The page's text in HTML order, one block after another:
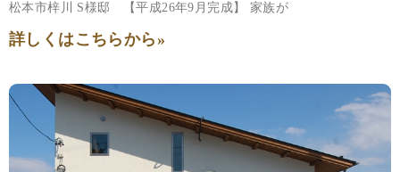
松本市梓川 S様邸 【平成26年9月完成】 家族が
詳しくはこちらから»